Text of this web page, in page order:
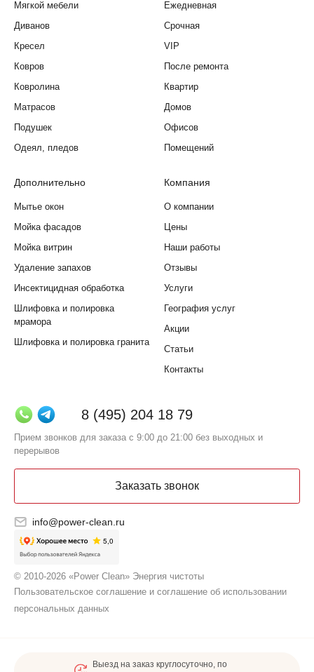
8 (495) 204 18 79
Прием звонков для заказа с 9:00 до 21:00 без выходных и
перерывов
Заказать звонок
info@power-clean.ru
© 2010-2026 «Power Clean» Энергия чистоты
Пользовательское соглашение и соглашение об использовании
персональных данных
Мягкой мебели
Диванов
Кресел
Ковров
Ковролина
Матрасов
Подушек
Одеял, пледов
Ежедневная
Срочная
VIP
После ремонта
Квартир
Домов
Офисов
Помещений
Дополнительно
Мытье окон
Мойка фасадов
Мойка витрин
Удаление запахов
Инсектицидная обработка
Шлифовка и полировка
мрамора
Шлифовка и полировка гранита
Компания
О компании
Цены
Наши работы
Отзывы
Услуги
География услуг
Акции
Статьи
Контакты
Выезд на заказ круглосуточно, по